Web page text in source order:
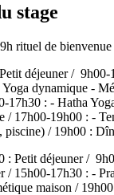
stage
rituel de
déjeuner / 9h00-
Yoga dynamique -
17h30 : - Hatha
/ 17h00-19h00 : -
piscine) / 19h00 :
: Petit déjeuner /
/ 15h00-17h30 : -
maison /